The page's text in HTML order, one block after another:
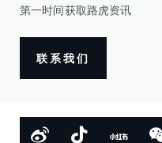
第一时间获取路虎资讯
联系我们